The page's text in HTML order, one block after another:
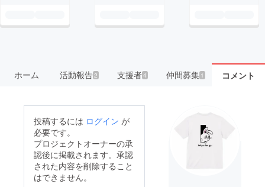
ホーム 活動報告2 支援者4 仲間募集 1 コメント
投稿するには ログイン が
必要です。
プロジェクトオーナーの承
認後に掲載されます。承認
された内容を削除すること
はできません。